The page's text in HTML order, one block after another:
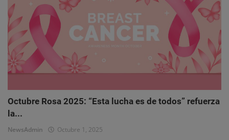
Octubre Rosa 2025: “Esta lucha es de todos” refuerza
la...
NewsAdmin Octubre 1, 2025